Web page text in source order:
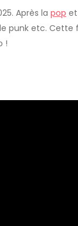
Après la pop
punk etc.
!